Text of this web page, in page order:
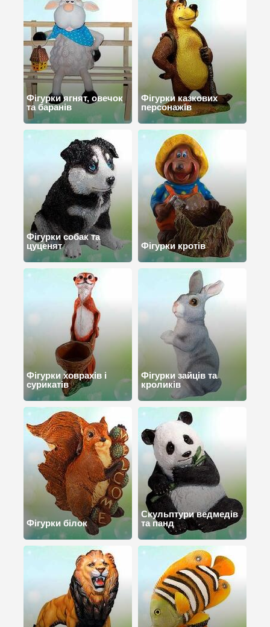
Фігурки ягнят, овечок
та баранів
Фігурки казкових
персонажів
Фігурки собак та
цуценят
Фігурки кротів
Фігурки ховрахів і
сурикатів
Фігурки зайців та
кроликів
Фігурки білок
Скульптури ведмедів
та панд